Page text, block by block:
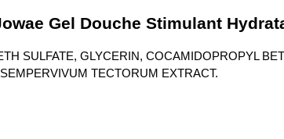
Gel Douche Stimulant
SULFATE, GLYCERIN, COCAMIDOPROPYL
TECTORUM EXTRACT.